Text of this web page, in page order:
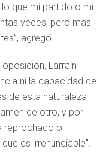
lo que mi partido o mi
veces, pero más
agregó.
Larraín
ni la capacidad de
de esta naturaleza
de otro, y por
reprochado o
es irrenunciable”.